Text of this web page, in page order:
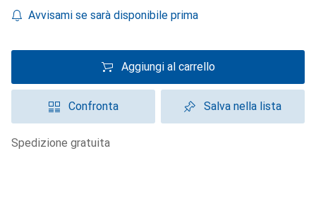
Avvisami se sarà disponibile prima
Aggiungi al carrello
Confronta Salva nella lista
spedizione gratuita